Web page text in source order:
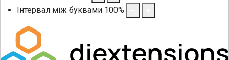
Інтервал між буквами 100%